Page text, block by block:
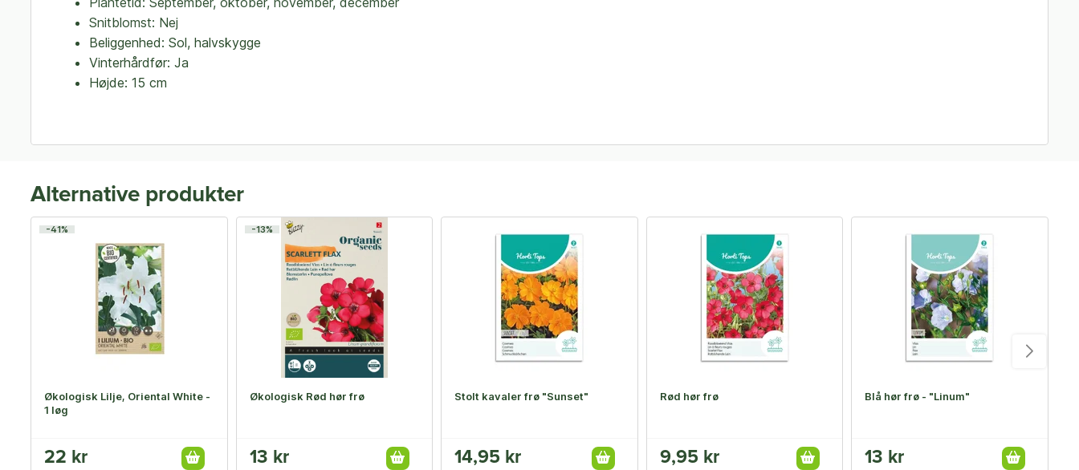
Snitblomst: Nej
Beliggenhed: Sol, halvskygge
Vinterhårdfør: Ja
Højde: 15 cm
Alternative produkter
-41%
Økologisk Lilje, Oriental White -
1 løg
22 kr
-13%
Økologisk Rød hør frø
13 kr
Stolt kavaler frø "Sunset"
14,95 kr
Rød hør frø
9,95 kr
Blå hør frø - "Linum"
13 kr